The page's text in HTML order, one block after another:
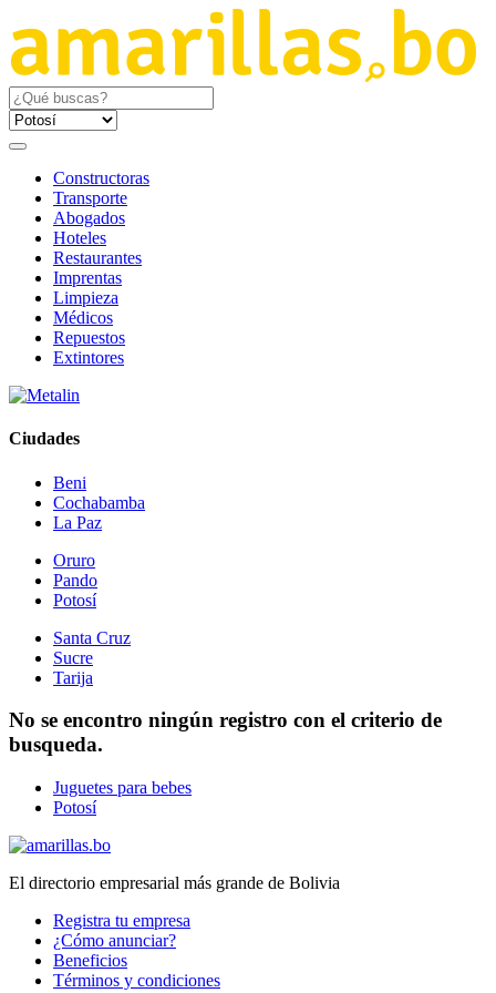
Constructoras
Transporte
Abogados
Hoteles
Restaurantes
Imprentas
Limpieza
Médicos
Repuestos
Extintores
Ciudades
Beni
Cochabamba
La Paz
Oruro
Pando
Potosí
Santa Cruz
Sucre
Tarija
No se encontro ningún registro con el criterio de
busqueda.
Juguetes para bebes
Potosí
El directorio empresarial más grande de Bolivia
Registra tu empresa
¿Cómo anunciar?
Beneficios
Términos y condiciones